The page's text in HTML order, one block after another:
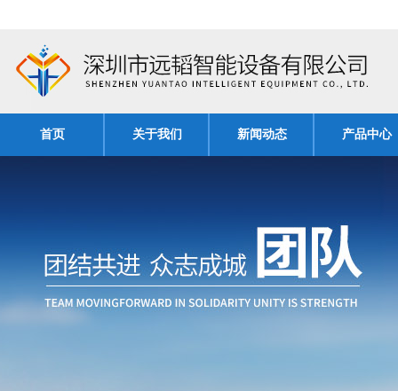
首页 关于我们 新闻动态 产品中心